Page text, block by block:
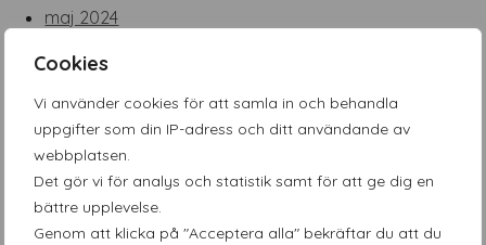
Cookies
Vi använder cookies för att samla in och behandla
uppgifter som din IP-adress och ditt användande av
webbplatsen.
Det gör vi för analys och statistik samt för att ge dig en
bättre upplevelse.
Genom att klicka på "Acceptera alla" bekräftar du att du
maj 2024
mars 2024
februari 2024
januari 2024
december 2023
november 2023
oktober 2023